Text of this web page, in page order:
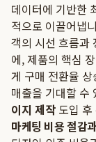
데이터에 기반한
적으로 이끌어냅
객의 시선 흐름과
에, 제품의 핵심
게 구매 전환율
매출을 기대할 수
이지 제작 도입
마케팅 비용 절감